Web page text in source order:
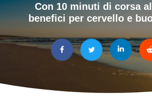
Con 10 minuti di corsa
benefici per cervello e